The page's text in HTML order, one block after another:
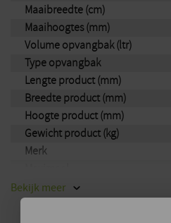
Maaibreedte (cm)
Maaihoogtes (mm)
Volume opvangbak (ltr)
Type opvangbak
Lengte product (mm)
Breedte product (mm)
Hoogte product (mm)
Gewicht product (kg)
Merk
gazonoppervlak (tot m²)
Bekijk meer